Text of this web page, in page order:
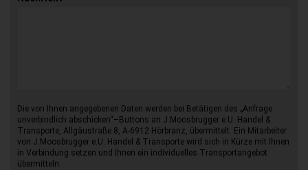
Die von Ihnen angegebenen Daten werden bei Betätigen des „Anfrage
unverbindlich abschicken“–Buttons an J.Moosbrugger e.U. Handel &
Transporte, Allgäustraße 8, A-6912 Hörbranz, übermittelt. Ein Mitarbeiter
von J.Moosbrugger e.U. Handel & Transporte wird sich in Kürze mit Ihnen
in Verbindung setzen und Ihnen ein individuelles Transportangebot
übermitteln.